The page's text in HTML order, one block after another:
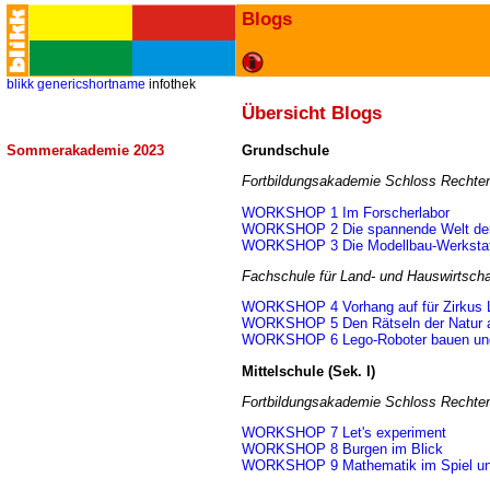
Blogs
blikk genericshortname infothek
Übersicht Blogs
Sommerakademie 2023
Grundschule
Fortbildungsakademie Schloss
WORKSHOP 1 Im Forscherlabor
WORKSHOP 2 Die spannende Welt
WORKSHOP 3 Die Modellbau-
Fachschule für Land- und
WORKSHOP 4 Vorhang auf für Zirkus
WORKSHOP 5 Den Rätseln der Natur
WORKSHOP 6 Lego-Roboter bauen
Mittelschule (Sek. I)
Fortbildungsakademie Schloss
WORKSHOP 7 Let's experiment
WORKSHOP 8 Burgen im Blick
WORKSHOP 9 Mathematik im Spiel